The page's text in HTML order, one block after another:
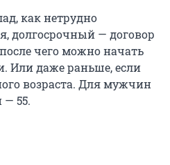
как нетрудно
долгосрочный — договор
чего можно начать
Или даже раньше, если
возраста. Для мужчин
— 55.